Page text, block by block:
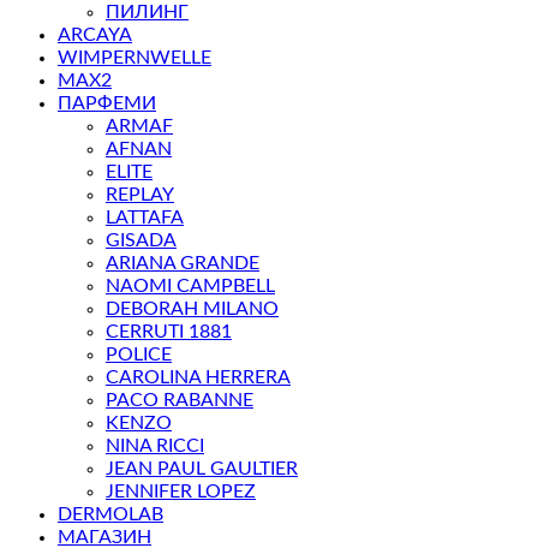
ПИЛИНГ
ARCAYA
WIMPERNWELLE
MAX2
ПАРФЕМИ
ARMAF
AFNAN
ELITE
REPLAY
LATTAFA
GISADA
ARIANA GRANDE
NAOMI CAMPBELL
DEBORAH MILANO
CERRUTI 1881
POLICE
CAROLINA HERRERA
PACO RABANNE
KENZO
NINA RICCI
JEAN PAUL GAULTIER
JENNIFER LOPEZ
DERMOLAB
МАГАЗИН